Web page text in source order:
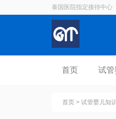
泰国医院指定接待中心
首页 试
首页 > 试管婴儿知